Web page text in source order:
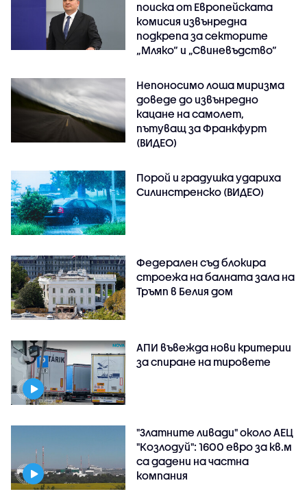
поиска от Европейската
комисия извънредна
подкрепа за секторите
„Мляко“ и „Свиневъдство“
Непоносимо лоша миризма
доведе до извънредно
кацане на самолет,
пътуващ за Франкфурт
(ВИДЕО)
Порой и градушка удариха
Силинстренско (ВИДЕО)
Федерален съд блокира
строежа на балната зала на
Тръмп в Белия дом
АПИ въвежда нови критерии
за спиране на тировете
"Златните ливади" около АЕЦ
"Козлодуй": 1600 евро за кв.м
са дадени на частна
компания